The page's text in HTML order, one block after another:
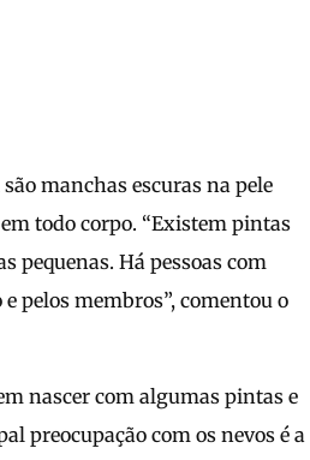
manchas escuras na pele
todo corpo. “Existem pintas
pequenas. Há pessoas com
pelos membros”, comentou o
nascer com algumas pintas e
preocupação com os nevos é a